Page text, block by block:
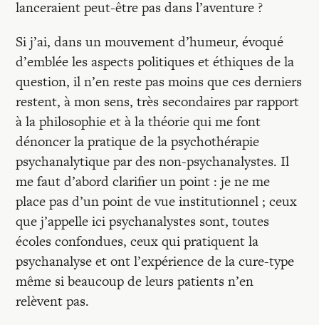
lanceraient peut-être pas dans l’aventure ?
Si j’ai, dans un mouvement d’humeur, évoqué
d’emblée les aspects politiques et éthiques de la
question, il n’en reste pas moins que ces derniers
restent, à mon sens, très secondaires par rapport
à la philosophie et à la théorie qui me font
dénoncer la pratique de la psychothérapie
psychanalytique par des non-psychanalystes. Il
me faut d’abord clarifier un point : je ne me
place pas d’un point de vue institutionnel ; ceux
que j’appelle ici psychanalystes sont, toutes
écoles confondues, ceux qui pratiquent la
psychanalyse et ont l’expérience de la cure-type
même si beaucoup de leurs patients n’en
relèvent pas.